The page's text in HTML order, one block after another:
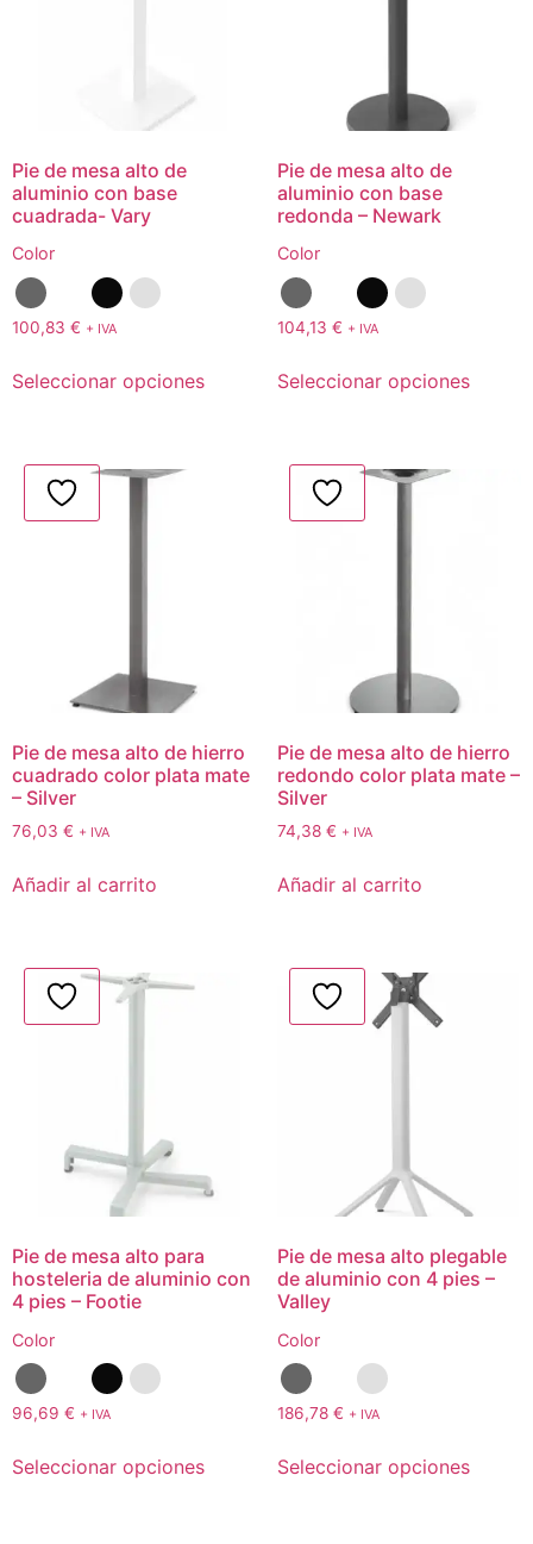
Pie de mesa alto de
aluminio con base
cuadrada- Vary
Color
100,83 € + IVA
Seleccionar opciones
Pie de mesa alto de
aluminio con base
redonda – Newark
Color
104,13 € + IVA
Seleccionar opciones
Pie de mesa alto de hierro
cuadrado color plata mate
– Silver
76,03 € + IVA
Añadir al carrito
Pie de mesa alto de hierro
redondo color plata mate –
Silver
74,38 € + IVA
Añadir al carrito
Pie de mesa alto para
hosteleria de aluminio con
4 pies – Footie
Color
96,69 € + IVA
Seleccionar opciones
Pie de mesa alto plegable
de aluminio con 4 pies –
Valley
Color
186,78 € + IVA
Seleccionar opciones